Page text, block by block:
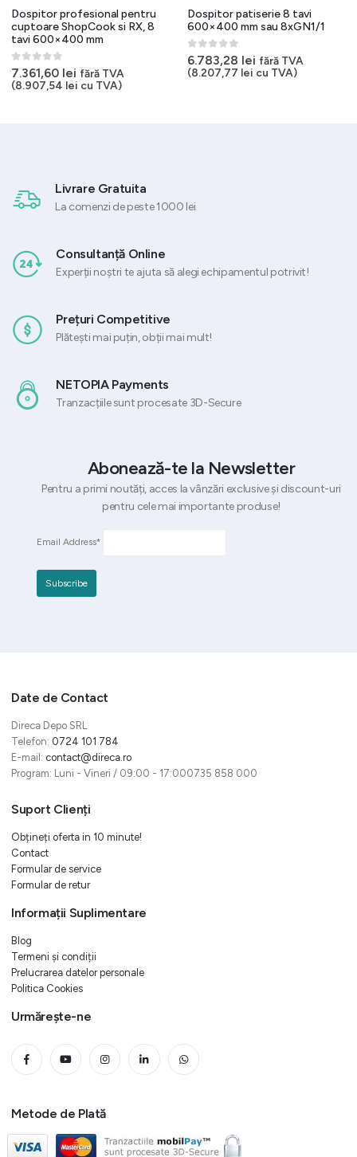
Dospitor profesional pentru
cuptoare ShopCook si RX, 8
tavi 600×400 mm
0out of 5
7.361,60 lei fără TVA
(8.907,54 lei cu TVA)
Dospitor patiserie 8 tavi
600×400 mm sau 8xGN1/1
0out of 5
6.783,28 lei fără TVA
(8.207,77 lei cu TVA)
Livrare Gratuita
La comenzi de peste 1000 lei
Consultanță Online
Experții noștri te ajuta să alegi echipamentul potrivit!
Prețuri Competitive
Plătești mai puțin, obții mai mult!
NETOPIA Payments
Tranzacțiile sunt procesate 3D-Secure
Abonează-te la Newsletter
Pentru a primi noutăți, acces la vânzări exclusive și discount-uri
pentru cele mai importante produse!
Email Address*
Date de Contact
Direca Depo SRL
Telefon: 0724 101 784
E-mail: contact@direca.ro
Program: Luni - Vineri / 09:00 - 17:000735 858 000
Suport Clienți
Obțineți oferta in 10 minute!
Contact
Formular de service
Formular de retur
Informații Suplimentare
Blog
Termeni și condiții
Prelucrarea datelor personale
Politica Cookies
Urmărește-ne
Metode de Plată